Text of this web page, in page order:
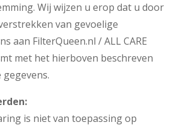
Wij wijzen u erop dat u door
van gevoelige
aan FilterQueen.nl / ALL CARE
met het hierboven beschreven
is niet van toepassing op